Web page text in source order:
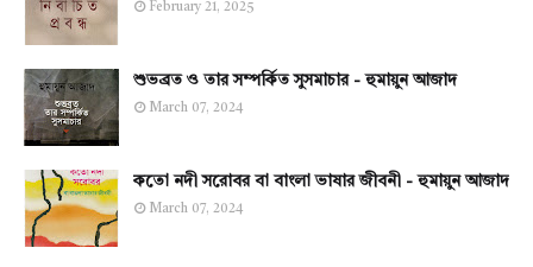
February 21, 2025
শুভব্রত ও তার সম্পর্কিত সুসমাচার - হুমায়ুন আজাদ
March 07, 2024
কতো নদী সরোবর বা বাংলা ভাষার জীবনী - হুমায়ুন আজাদ
March 07, 2024